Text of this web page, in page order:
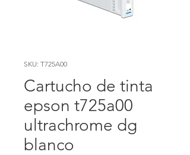
SKU: T725A00
Cartucho de tinta
epson t725a00
ultrachrome dg
blanco